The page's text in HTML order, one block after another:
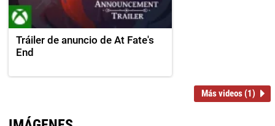
Tráiler de anuncio de At Fate's
End
Más videos (1)